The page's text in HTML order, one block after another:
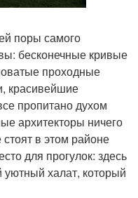
поры самого
бесконечные кривые
проходные
красивейшие
пропитано духом
архитекторы ничего
в этом районе
для прогулок: здесь
халат, который